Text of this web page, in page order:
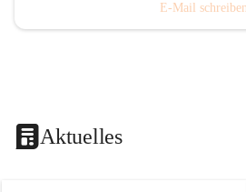
E-Mail
Aktuelles